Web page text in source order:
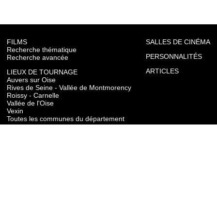
FILMS
Recherche thématique
Recherche avancée
LIEUX DE TOURNAGE
Auvers sur Oise
Rives de Seine - Vallée de Montmorency
Roissy - Carnelle
Vallée de l'Oise
Vexin
Toutes les communes du département
SALLES DE CINÉMA
PERSONNALITÉS
ARTICLES